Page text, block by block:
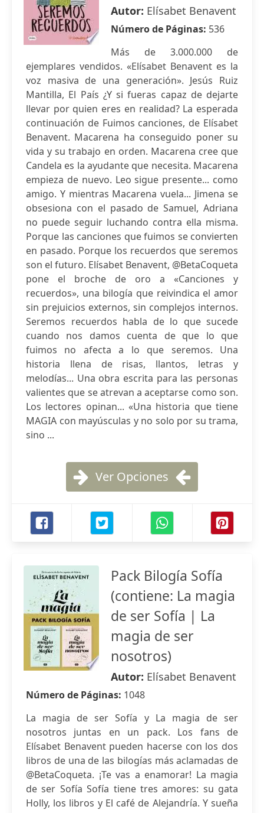
Autor: Elísabet Benavent
Número de Páginas: 536
Más de 3.000.000 de
ejemplares vendidos. «Elísabet Benavent es la
voz masiva de una generación». Jesús Ruiz
Mantilla, El País ¿Y si fueras capaz de dejarte
llevar por quien eres en realidad? La esperada
continuación de Fuimos canciones, de Elísabet
Benavent. Macarena ha conseguido poner su
vida y su trabajo en orden. Macarena cree que
Candela es la ayudante que necesita. Macarena
empieza de nuevo. Leo sigue presente... como
amigo. Y mientras Macarena vuela... Jimena se
obsesiona con el pasado de Samuel, Adriana
no puede seguir luchando contra ella misma.
Porque las canciones que fuimos se convierten
en pasado. Porque los recuerdos que seremos
son el futuro. Elísabet Benavent, @BetaCoqueta
pone el broche de oro a «Canciones y
recuerdos», una bilogía que reivindica el amor
sin prejuicios externos, sin complejos internos.
Seremos recuerdos habla de lo que sucede
cuando nos damos cuenta de que lo que
fuimos no afecta a lo que seremos. Una
historia llena de risas, llantos, letras y
melodías... Una obra escrita para las personas
valientes que se atrevan a aceptarse como son.
Los lectores opinan... «Una historia que tiene
MAGIA con mayúsculas y no solo por su trama,
sino ...
Ver Opciones
Pack Bilogía Sofía
(contiene: La magia
de ser Sofía | La
magia de ser
nosotros)
Autor: Elísabet Benavent
Número de Páginas: 1048
La magia de ser Sofía y La magia de ser
nosotros juntas en un pack. Los fans de
Elísabet Benavent pueden hacerse con los dos
libros de una de las bilogías más aclamadas de
@BetaCoqueta. ¡Te vas a enamorar! La magia
de ser Sofía Sofía tiene tres amores: su gata
Holly, los libros y El café de Alejandría. Y sueña